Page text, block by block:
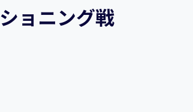
ョニング戦